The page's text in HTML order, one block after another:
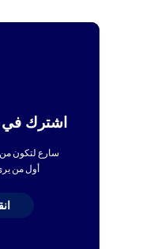
اشترك في
سارع لتكون
أول من